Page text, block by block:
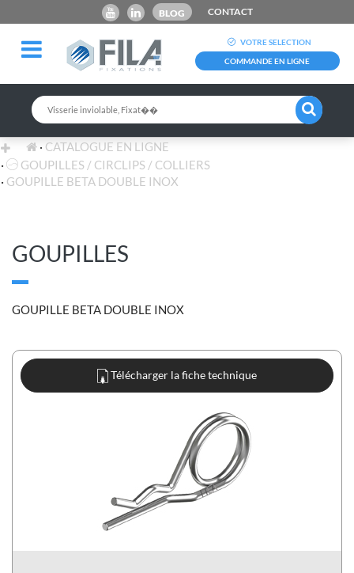
BLOG CONTACT
VOTRE SELECTION
COMMANDE EN LIGNE
CATALOGUE EN LIGNE
GOUPILLES / CIRCLIPS / COLLIERS
GOUPILLE BETA DOUBLE INOX
GOUPILLES
GOUPILLE BETA DOUBLE INOX
Télécharger la fiche technique